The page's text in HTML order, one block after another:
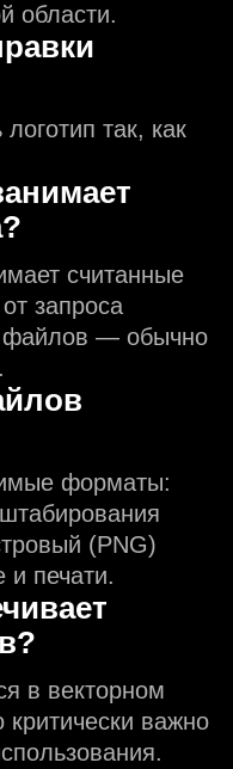
области.
так, как
считанные
запроса
файлов — обычно
форматы:
(PNG)
и печати.
в векторном
важно